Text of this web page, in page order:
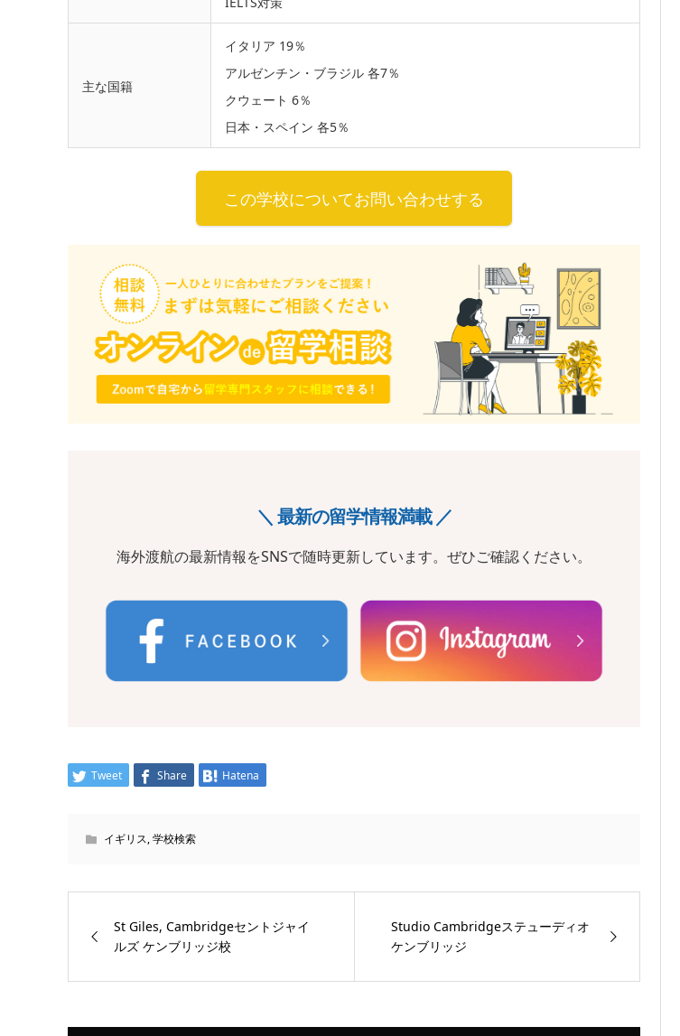
主な国籍
イタリア 19％
アルゼンチン・ブラジル 各7％
クウェート 6％
日本・スペイン 各5％
この学校についてお問い合わせする
＼ 最新の留学情報満載 ／
海外渡航の最新情報をSNSで随時更新しています。ぜひご確認ください。
Tweet Share Hatena
イギリス,学校検索
St Giles, Cambridgeセントジャイ
ルズ ケンブリッジ校
Studio Cambridgeステューディオ
ケンブリッジ